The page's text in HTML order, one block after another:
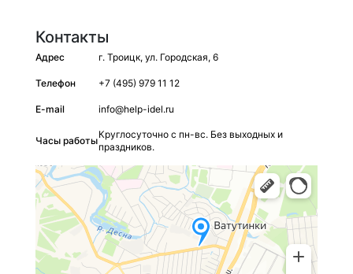
Контакты
Адрес г. Троицк, ул. Городская, 6
Телефон +7 (495) 979 11 12
E-mail info@help-idel.ru
Часы работы
Круглосуточно с пн-вс. Без выходных и
праздников.